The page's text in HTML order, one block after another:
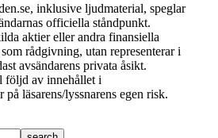
inklusive ljudmaterial, speglar
officiella ståndpunkt.
aktier eller andra finansiella
rådgivning, utan representerar i
avsändarens privata åsikt.
följd av innehållet i
på läsarens/lyssnarens egen risk.